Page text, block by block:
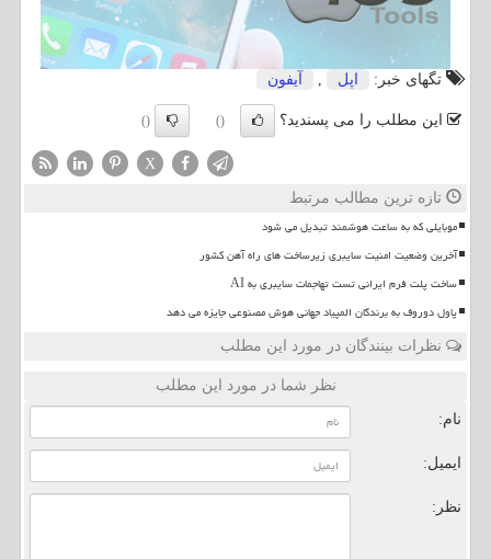
تگهای خبر: اپل آیفون
این مطلب را می پسندید؟ ()
()
X
تازه ترین مطالب مرتبط
موبایلی که به ساعت هوشمند تبدیل می شود
آخرین وضعیت امنیت سایبری زیرساخت های راه آهن کشور
ساخت پلت فرم ایرانی تست تهاجمات سایبری به AI
پاول دوروف به برندگان المپیاد جهانی هوش مصنوعی جایزه می دهد
نظرات بینندگان در مورد این مطلب
نظر شما در مورد این مطلب
نام:
ایمیل:
نظر: